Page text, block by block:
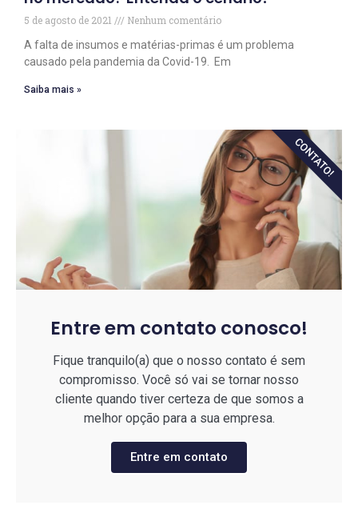
5 de agosto de 2021
Nenhum comentário
A falta de insumos e matérias-primas é um problema
causado pela pandemia da Covid-19. Em
Saiba mais »
Entre em contato conosco!
Fique tranquilo(a) que o nosso contato é sem
compromisso. Você só vai se tornar nosso
cliente quando tiver certeza de que somos a
melhor opção para a sua empresa.
Entre em contato
CONTATO!